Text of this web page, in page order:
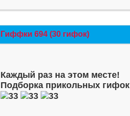
Гиффки 694 (30 гифок)
Каждый раз на этом месте!
Подборка прикольных гифок